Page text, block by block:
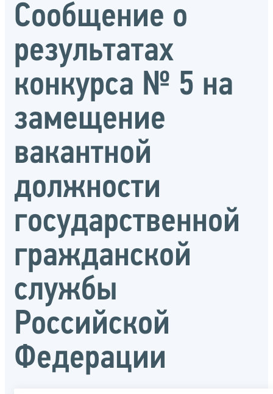
Сообщение о
результатах
конкурса № 5 на
замещение
вакантной
должности
государственной
гражданской
службы
Российской
Федерации